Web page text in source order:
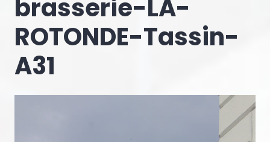
brasserie-LA-
ROTONDE-Tassin-
A31